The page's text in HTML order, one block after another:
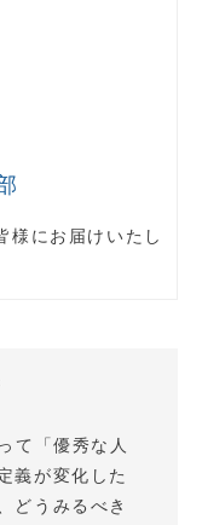
様にお届けいたし
て「優秀な人
義が変化した
どうみるべき